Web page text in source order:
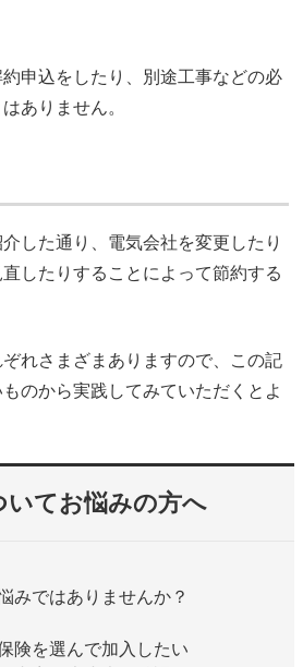
申込をしたり、別途工事などの必
ありません。
した通り、電気会社を変更したり
したりすることによって節約する
れさまざまありますので、この記
のから実践してみていただくとよ
いてお悩みの方へ
みではありませんか？
険を選んで加入したい